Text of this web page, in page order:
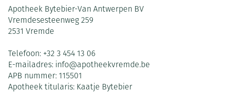
Apotheek Bytebier-Van Antwerpen BV
Vremdesesteenweg 259
2531 Vremde
Telefoon: +32 3 454 13 06
E-mailadres: info@apotheekvremde.be
APB nummer: 115501
Apotheek titularis: Kaatje Bytebier